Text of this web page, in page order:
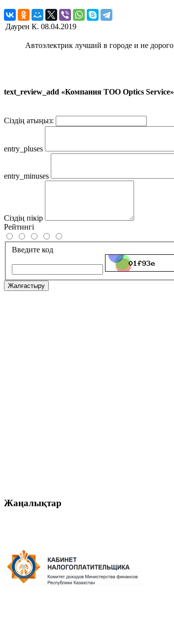
Даурен К. 08.04.2019
Автоэлектрик лучший в городе и не дорого
text_review_add «Компания ТОО Optics Service»
Сіздің атыңыз:
entry_pluses
entry_minuses
Сіздің пікір
Рейтингі
Введите код
Жалғастыру
Жаңалықтар